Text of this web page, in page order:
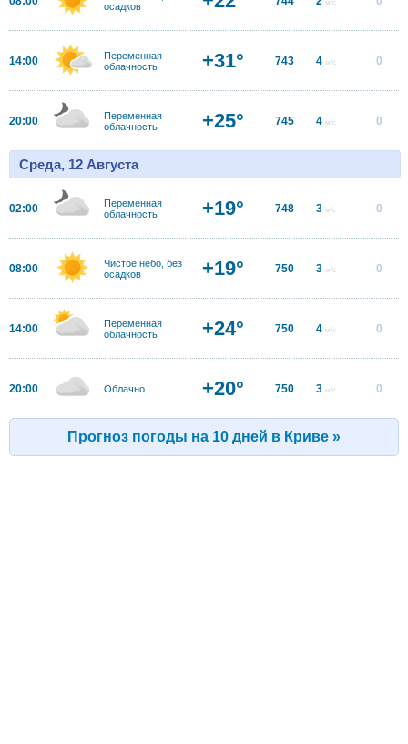
осадков
14:00
Переменная
облачность
+31° 743 4 м/с 0
20:00
Переменная
облачность
+25° 745 4 м/с 0
Среда, 12 Августа
02:00
Переменная
облачность
+19° 748 3 м/с 0
08:00
Чистое небо, без
осадков
+19° 750 3 м/с 0
14:00
Переменная
облачность
+24° 750 4 м/с 0
20:00 Облачно +20° 750 3 м/с 0
Прогноз погоды на 10 дней в Криве »